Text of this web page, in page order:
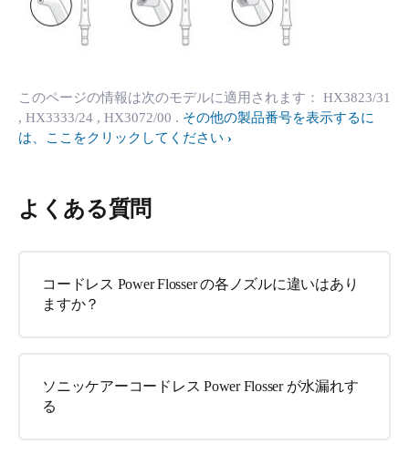
このページの情報は次のモデルに適用されます： HX3823/31
, HX3333/24 , HX3072/00 . その他の製品番号を表示するに
は、ここをクリックしてください
よくある質問
コードレス Power Flosser の各ノズルに違いはあり
ますか？
ソニッケアーコードレス Power Flosser が水漏れす
る